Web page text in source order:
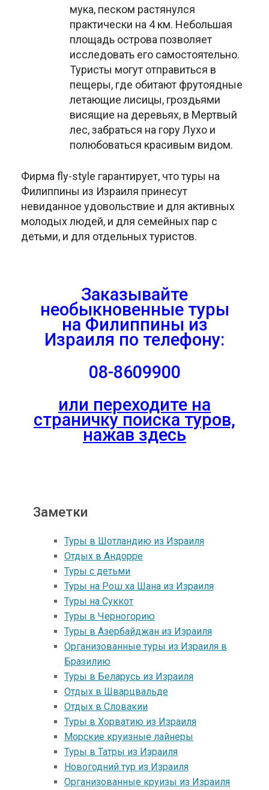
мука, песком растянулся
практически на 4 км. Небольшая
площадь острова позволяет
исследовать его самостоятельно.
Туристы могут отправиться в
пещеры, где обитают фрутоядные
летающие лисицы, гроздьями
висящие на деревьях, в Мертвый
лес, забраться на гору Лухо и
полюбоваться красивым видом.
Фирма fly-style гарантирует, что туры на
Филиппины из Израиля принесут
невиданное удовольствие и для активных
молодых людей, и для семейных пар с
детьми, и для отдельных туристов.
Заказывайте
необыкновенные туры
на Филиппины из
Израиля по телефону:
08-8609900
или переходите на
страничку поиска туров,
нажав здесь
Заметки
Туры в Шотландию из Израиля
Отдых в Андорре
Туры с детьми
Туры на Рош ха Шана из Израиля
Туры на Суккот
Туры в Черногорию
Туры в Азербайджан из Израиля
Организованные туры из Израиля в
Бразилию
Туры в Беларусь из Израиля
Отдых в Шварцвальде
Отдых в Словакии
Туры в Хорватию из Израиля
Морские круизные лайнеры
Туры в Татры из Израиля
Новогодний тур из Израиля
Организованные круизы из Израиля